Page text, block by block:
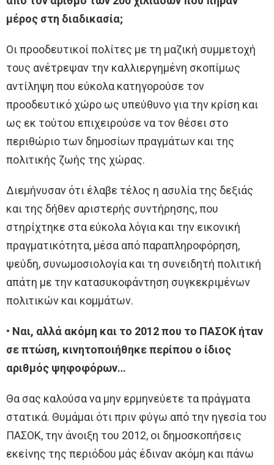
μέρος στη διαδικασία;
Οι προοδευτικοί πολίτες με τη μαζική συμμετοχή
τους ανέτρεψαν την καλλιεργημένη σκοπίμως
αντίληψη που εύκολα κατηγορούσε τον
προοδευτικό χώρο ως υπεύθυνο για την κρίση και
ως εκ τούτου επιχειρούσε να τον θέσει στο
περιθώριο των δημοσίων πραγμάτων και της
πολιτικής ζωής της χώρας.
Διεμήνυσαν ότι έλαβε τέλος η ασυλία της δεξιάς
και της δήθεν αριστερής συντήρησης, που
στηρίχτηκε στα εύκολα λόγια και την εικονική
πραγματικότητα, μέσα από παραπληροφόρηση,
ψεύδη, συνωμοσιολογία και τη συνειδητή πολιτική
απάτη με την κατασυκοφάντηση συγκεκριμένων
πολιτικών και κομμάτων.
• Ναι, αλλά ακόμη και το 2012 που το ΠΑΣΟΚ ήταν
σε πτώση, κινητοποιήθηκε περίπου ο ίδιος
αριθμός ψηφοφόρων…
Θα σας καλούσα να μην ερμηνεύετε τα πράγματα
στατικά. Θυμάμαι ότι πριν φύγω από την ηγεσία του
ΠΑΣΟΚ, την άνοιξη του 2012, οι δημοσκοπήσεις
εκείνης της περιόδου μάς έδιναν ακόμη και πάνω